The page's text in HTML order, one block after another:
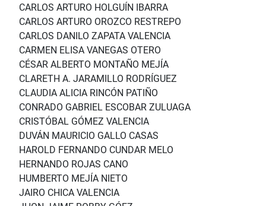
CARLOS ARTURO HOLGUÍN IBARRA
CARLOS ARTURO OROZCO RESTREPO
CARLOS DANILO ZAPATA VALENCIA
CARMEN ELISA VANEGAS OTERO
CÉSAR ALBERTO MONTAÑO MEJÍA
CLARETH A. JARAMILLO RODRÍGUEZ
CLAUDIA ALICIA RINCÓN PATIÑO
CONRADO GABRIEL ESCOBAR ZULUAGA
CRISTÓBAL GÓMEZ VALENCIA
DUVÁN MAURICIO GALLO CASAS
HAROLD FERNANDO CUNDAR MELO
HERNANDO ROJAS CANO
HUMBERTO MEJÍA NIETO
JAIRO CHICA VALENCIA